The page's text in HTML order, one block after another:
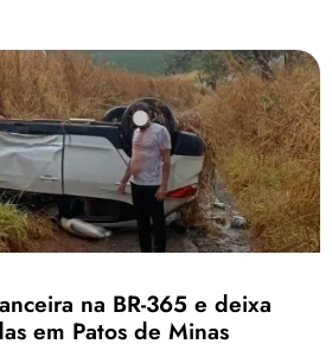
na BR-365 e deixa
em Patos de Minas